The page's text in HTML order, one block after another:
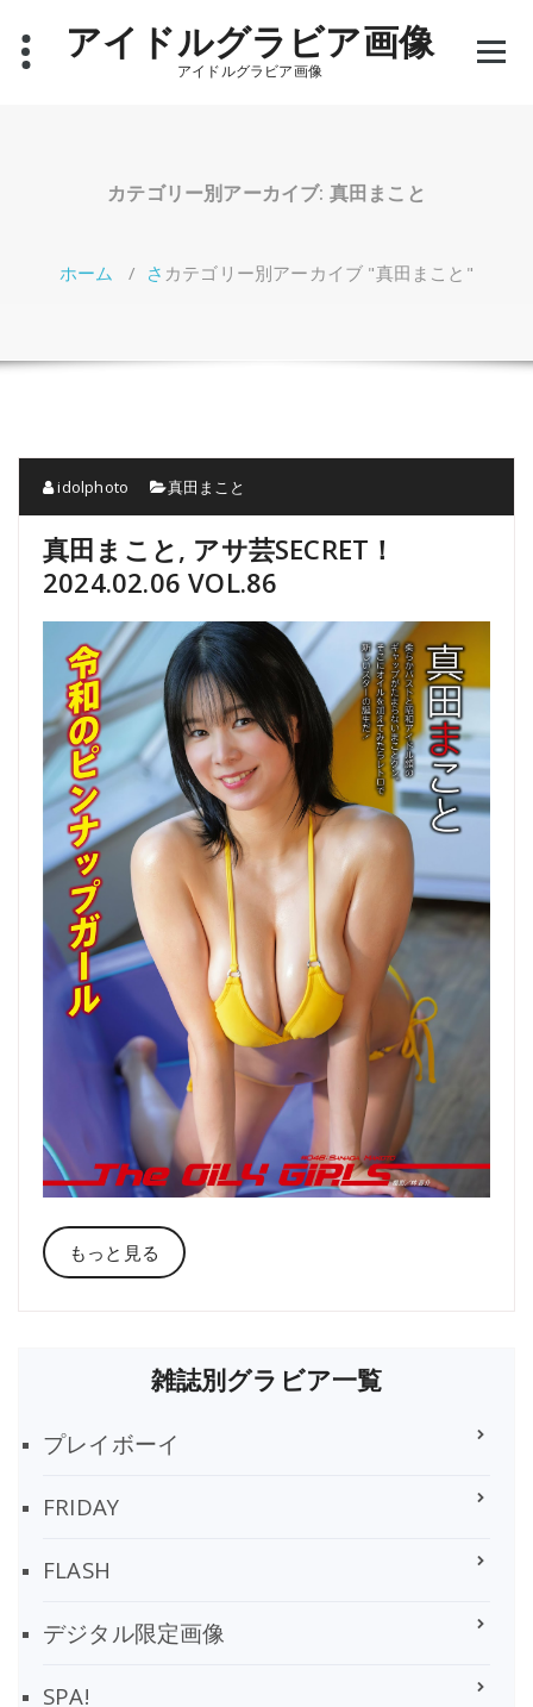
アイドルグラビア画像
アイドルグラビア画像
カテゴリー別アーカイブ: 真田まこと
ホーム / さ カテゴリー別アーカイブ "真田まこと"
idolphoto 真田まこと
真田まこと, アサ芸SECRET！
2024.02.06 VOL.86
もっと見る
雑誌別グラビア一覧
プレイボーイ
FRIDAY
FLASH
デジタル限定画像
SPA!